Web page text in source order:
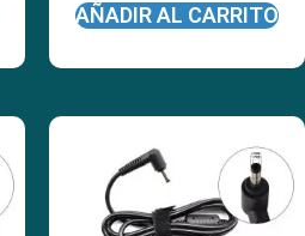
AÑADIR AL CARRITO